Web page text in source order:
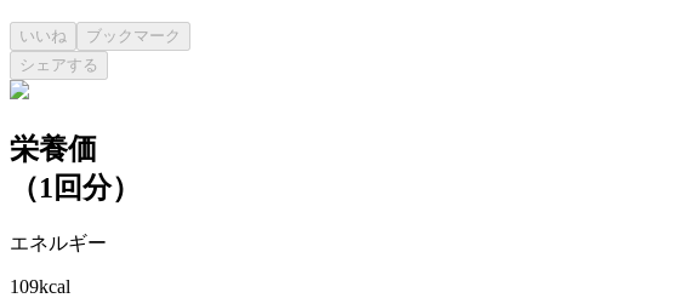
いいね
ブックマーク
シェアする
栄養価
（1回分）
エネルギー
109kcal